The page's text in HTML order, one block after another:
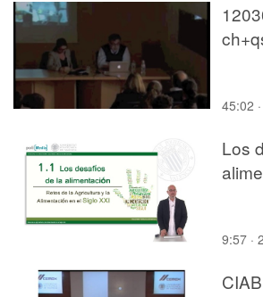
45:02
Los
9:57 ·